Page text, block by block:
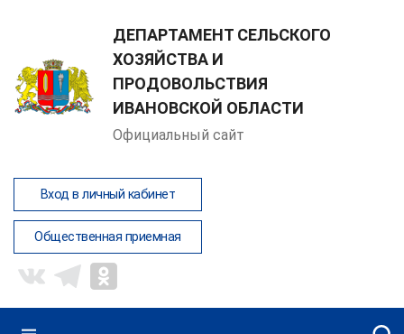
ДЕПАРТАМЕНТ СЕЛЬСКОГО
ХОЗЯЙСТВА И
ПРОДОВОЛЬСТВИЯ
ИВАНОВСКОЙ ОБЛАСТИ
Официальный сайт
Вход в личный кабинет
Общественная приемная